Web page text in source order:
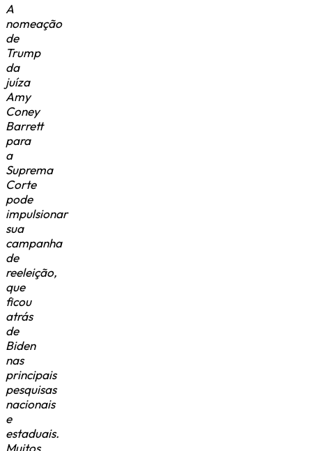
A
nomeação
de
Trump
da
juíza
Amy
Coney
Barrett
para
a
Suprema
Corte
pode
impulsionar
sua
campanha
de
reeleição,
que
ficou
atrás
de
Biden
nas
principais
pesquisas
nacionais
e
estaduais.
Muitos